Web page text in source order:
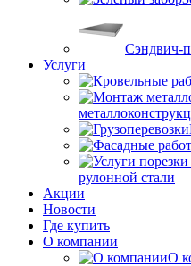
Сэндвич-
Услуги
рулонной стали
Акции
Новости
Где купить
О компании
О